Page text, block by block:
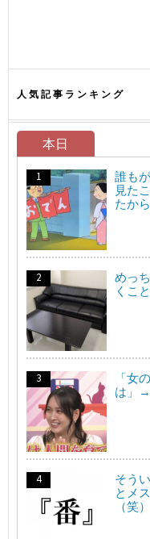
人気記事ランキング
本日
誰も
見た
たか
めっ
くこ
「女
は」→
そう
とメ
（笑）